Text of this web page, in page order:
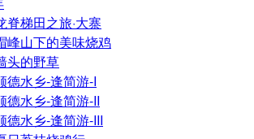
脊梯田之旅·大寨
峰山下的美味烧鸡
头的野草
德水乡-逢简游-I
德水乡-逢简游-II
德水乡-逢简游-III